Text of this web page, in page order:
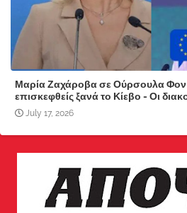
Μαρία Ζαχάροβα σε Ούρσουλα Φον
επισκεφθείς ξανά το Κίεβο - Οι
July 17, 2026